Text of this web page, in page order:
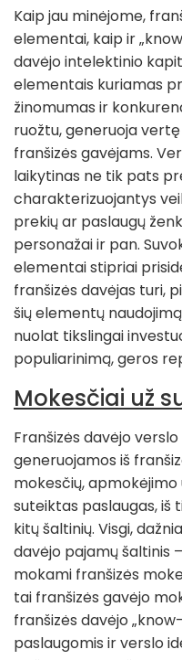
Kaip jau minėjome,
elementai, kaip ir
davėjo intelektinio
elementais kuriamas
žinomumas ir
ruožtu, generuoja
franšizės gavėjams.
laikytinas ne tik pats
charakterizuojantys
prekių ar paslaugų
personažai ir pan.
elementai stipriai
franšizės davėjas turi,
šių elementų
nuolat tikslingai
populiarinimą, geros
Mokesčiai už
Franšizės davėjo
generuojamos iš
mokesčių,
suteiktas paslaugas, iš
kitų šaltinių. Visgi,
davėjo pajamų šaltinis
mokami franšizės
tai franšizės gavėjo
franšizės davėjo
paslaugomis ir verslo